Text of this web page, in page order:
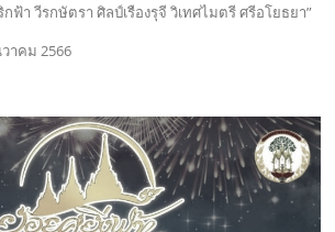
กฟ้า วีรกษัตรา ศิลป์เรืองรุจี วิเทศไมตรี ศรีอโยธยา”
าคม 2566